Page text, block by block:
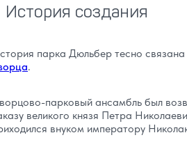
История создания
парка Дюльбер тесно связана
.
парковый ансамбль был
великого князя Петра
внуком императору